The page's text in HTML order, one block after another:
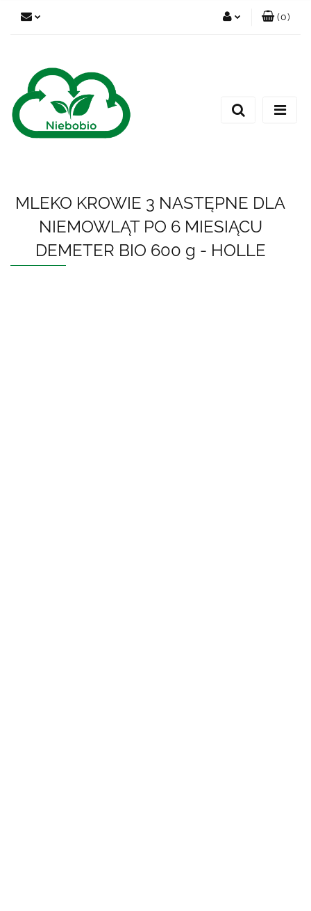
(0)
MLEKO KROWIE 3 NASTĘPNE DLA
NIEMOWLĄT PO 6 MIESIĄCU
DEMETER BIO 600 g - HOLLE